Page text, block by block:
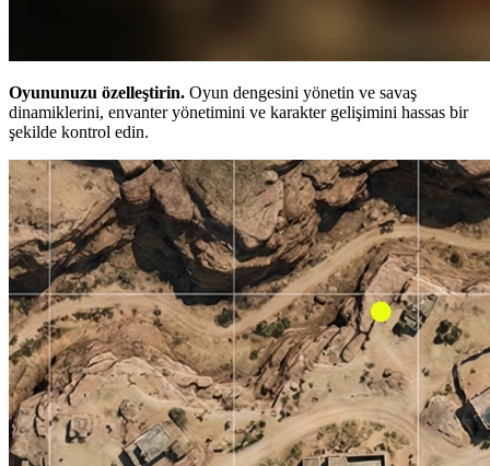
Oyununuzu özelleştirin. Oyun dengesini yönetin ve savaş
dinamiklerini, envanter yönetimini ve karakter gelişimini hassas bir
şekilde kontrol edin.